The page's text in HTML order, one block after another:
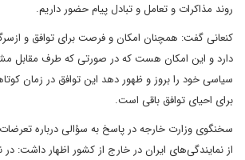
روند مذاکرات و تعامل و تبادل پیام حضور داریم.
کنعانی گفت: همچنان امکان و فرصت برای توافق و
دارد و این امکان هست که در صورتی که طرف مقابل
سیاسی خود را بروز و ظهور دهد این توافق در زمان
برای احیای توافق باقی است.
سخنگوی وزارت خارجه در پاسخ به سؤالی درباره
از نمایندگی‌های ایران در خارج از کشور اظهار داشت: در